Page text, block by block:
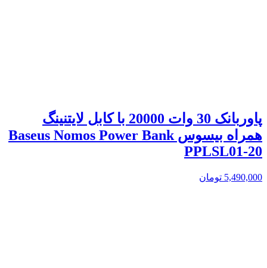
پاوربانک 30 وات 20000 با کابل لایتنینگ
همراه بیسوس Baseus Nomos Power Bank
PPLSL01-20
5,490,000 تومان